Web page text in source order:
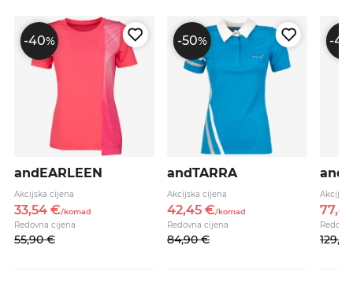
-40%
andEARLEEN
Akcijska cijena
33,54 €/komad
Redovna cijena
55,90 €
-50%
andTARRA
Akcijska cijena
42,45 €/komad
Redovna cijena
84,90 €
-40
77,
129,